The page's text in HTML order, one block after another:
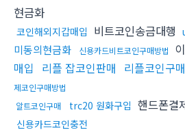
현금화
코인해외지갑매입 비트코인송금대행
미동의현금화
신용카드비트코인구매방법
매입 리플 잡코인판매 리플코인구매
제코인구매방법
알트코인구매
trc20 원화구입 핸드폰결
신용카드코인충전